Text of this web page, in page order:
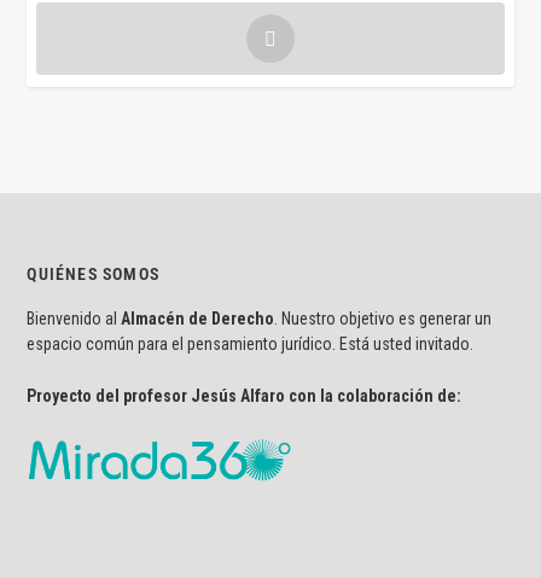
QUIÉNES SOMOS
Bienvenido al Almacén de Derecho . Nuestro objetivo es generar un
espacio común para el pensamiento jurídico. Está usted invitado.
Proyecto del profesor Jesús Alfaro con la colaboración de: